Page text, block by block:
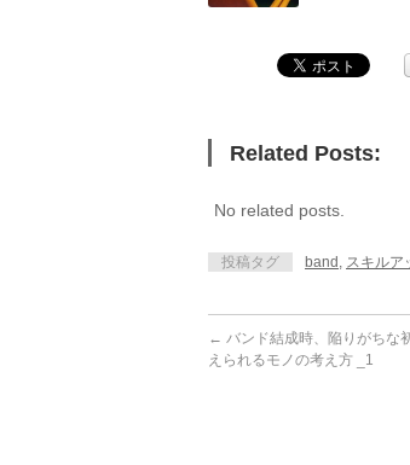
Related Posts:
No related posts.
投稿タグ band , スキルア
← バンド結成時、陥りがちな
えられるモノの考え方 _1